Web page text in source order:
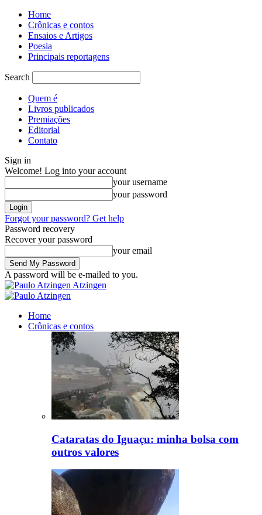
Home
Crônicas e contos
Ensaios e Artigos
Poesia
Principais reportagens
Search
Quem é
Livros publicados
Premiações
Editorial
Contato
Sign in
Welcome! Log into your account
your username
your password
Forgot your password? Get help
Password recovery
Recover your password
your email
A password will be e-mailed to you.
Atzingen
Home
Crônicas e contos
Cataratas do Iguaçu: minha bolsa com
outros valores